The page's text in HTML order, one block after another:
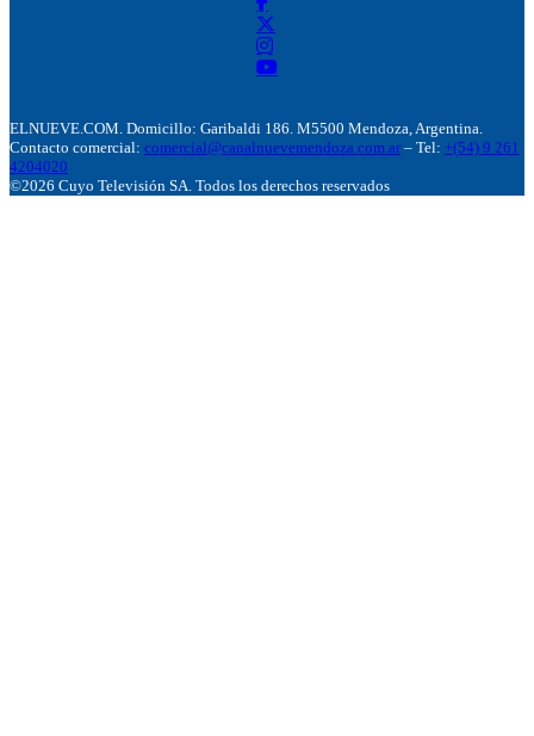
ELNUEVE.COM. Domicillo: Garibaldi 186. M5500 Mendoza, Argentina.
Contacto comercial: comercial@canalnuevemendoza.com.ar – Tel: +(54) 9 261
4204020
©2026 Cuyo Televisión SA. Todos los derechos reservados